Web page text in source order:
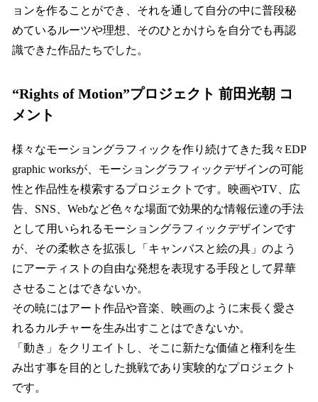
ョンを作ることができ、それを通して自分の中に普段秘
めているルーツや理想、そのひとかけらを自分でも再認
識できた作品たちでした。
“Rights of Motion”プロジェクト 前田光朝 コ
メント
様々なモーショングラフィックを作り続けてきた我々EDP
graphic worksが、モーショングラフィックデザインの可能
性と作品性を模索するプロジェクトです。映画やTV、広
告、SNS、Webなど色々な場面で効果的な情報伝達の手法
として用いられるモーショングラフィックデザインです
が、その柔軟さを拡張し「キャンバスと絵の具」のよう
にアーティストの自由な発想を表現する手段として昇華
させることはできないか。
その暁にはアート作品や音楽、映画のように末長く愛さ
れるカルチャーを生み出すことはできないか。
「動き」をクリエイトし、そこに新たな価値と権利を生
み出す事を目的とした挑戦であり実験的なプロジェクト
です。